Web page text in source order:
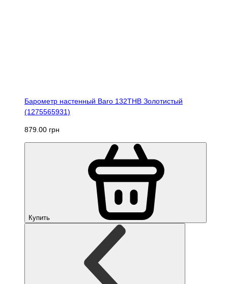
Барометр настенный Baro 132THB Золотистый
(1275565931)
879.00 грн
Купить